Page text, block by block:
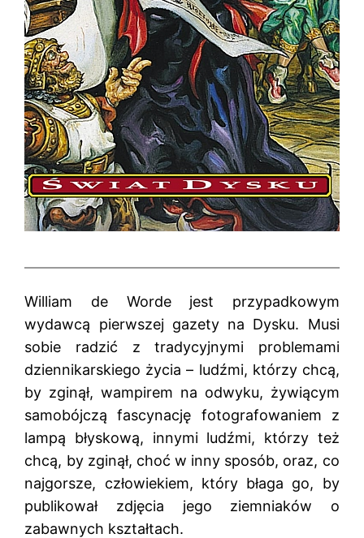
William de Worde jest przypadkowym
wydawcą pierwszej gazety na Dysku. Musi
sobie radzić z tradycyjnymi problemami
dziennikarskiego życia – ludźmi, którzy chcą,
by zginął, wampirem na odwyku, żywiącym
samobójczą fascynację fotografowaniem z
lampą błyskową, innymi ludźmi, którzy też
chcą, by zginął, choć w inny sposób, oraz, co
najgorsze, człowiekiem, który błaga go, by
publikował zdjęcia jego ziemniaków o
zabawnych kształtach.